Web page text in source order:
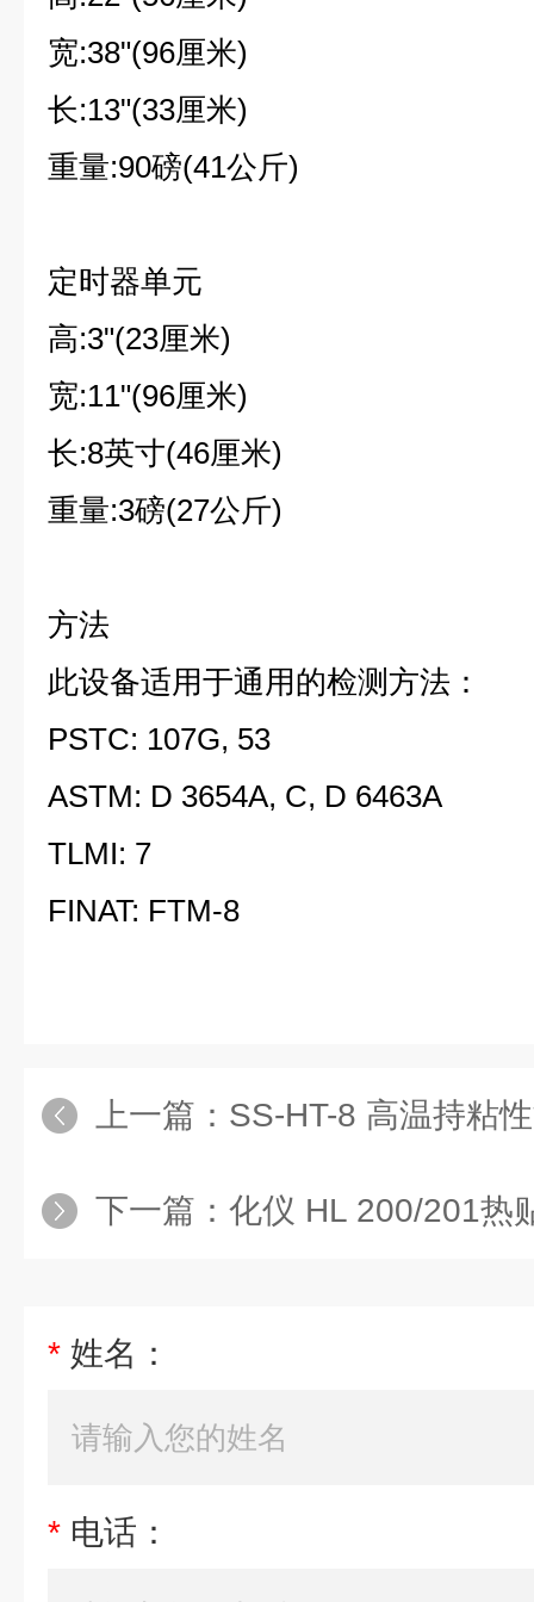
宽:38"(96厘米)
长:13"(33厘米)
重量:90磅(41公斤)
定时器单元
高:3"(23厘米)
宽:11"(96厘米)
长:8英寸(46厘米)
重量:3磅(27公斤)
方法
此设备适用于通用的检测方法：
PSTC: 107G, 53
ASTM: D 3654A, C, D 6463A
TLMI: 7
FINAT: FTM-8
上一篇： SS-HT-8 高温持粘
下一篇： 化仪 HL 200/201热
* 姓名：
* 电话：